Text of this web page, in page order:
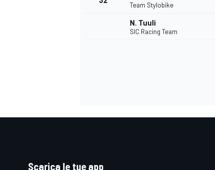
Team Stylobike
N. Tuuli
SIC Racing Team
Scarica le tue app